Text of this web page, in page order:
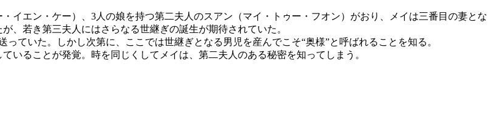
イエン・ケー）、3人の娘を持つ第二夫人のスアン（マイ・トゥー・フオン）がおり、メイは三番目の妻とな
、若き第三夫人にはさらなる世継ぎの誕生が期待されていた。
ていた。しかし次第に、ここでは世継ぎとなる男児を産んでこそ“奥様”と呼ばれることを知る。
いることが発覚。時を同じくしてメイは、第二夫人のある秘密を知ってしまう。